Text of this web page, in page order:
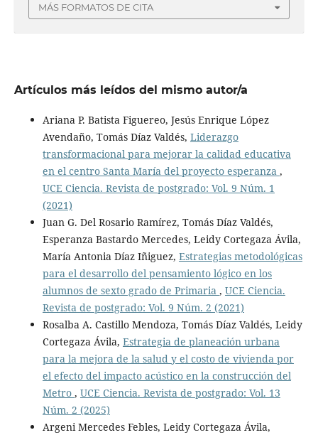
MÁS FORMATOS DE CITA
Artículos más leídos del mismo autor/a
Ariana P. Batista Figuereo, Jesús Enrique López
Avendaño, Tomás Díaz Valdés, Liderazgo
transformacional para mejorar la calidad educativa
en el centro Santa María del proyecto esperanza ,
UCE Ciencia. Revista de postgrado: Vol. 9 Núm. 1
(2021)
Juan G. Del Rosario Ramírez, Tomás Díaz Valdés,
Esperanza Bastardo Mercedes, Leidy Cortegaza Ávila,
María Antonia Díaz Iñiguez, Estrategias metodológicas
para el desarrollo del pensamiento lógico en los
alumnos de sexto grado de Primaria , UCE Ciencia.
Revista de postgrado: Vol. 9 Núm. 2 (2021)
Rosalba A. Castillo Mendoza, Tomás Díaz Valdés, Leidy
Cortegaza Ávila, Estrategia de planeación urbana
para la mejora de la salud y el costo de vivienda por
el efecto del impacto acústico en la construcción del
Metro , UCE Ciencia. Revista de postgrado: Vol. 13
Núm. 2 (2025)
Argeni Mercedes Febles, Leidy Cortegaza Ávila,